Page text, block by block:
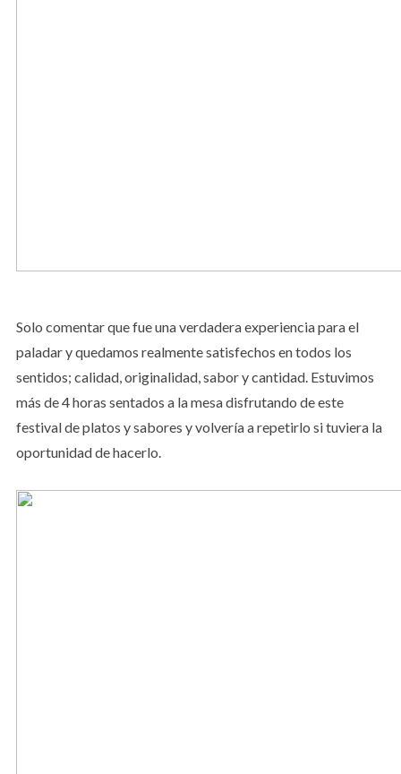
Solo comentar que fue una verdadera experiencia para el
paladar y quedamos realmente satisfechos en todos los
sentidos; calidad, originalidad, sabor y cantidad. Estuvimos
más de 4 horas sentados a la mesa disfrutando de este
festival de platos y sabores y volvería a repetirlo si tuviera la
oportunidad de hacerlo.